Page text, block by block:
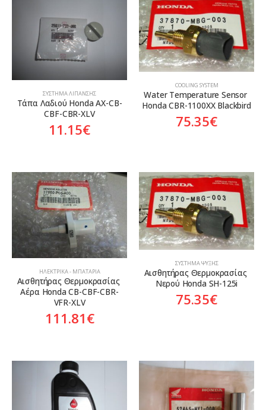
ΣΎΣΤΗΜΑ ΛΊΠΑΝΣΗΣ
Tάπα Λαδιού Honda AX-CB-
CBF-CBR-XLV
11.15€
COOLING SYSTEM
Water Temperature Sensor
Honda CBR-1100XX Blackbird
75.35€
ΗΛΕΚΤΡΙΚΆ - ΜΠΑΤΑΡΊΑ
Αισθητήρας Θερμοκρασίας
Αέρα Honda CB-CBF-CBR-
VFR-XLV
111.81€
ΣΎΣΤΗΜΑ ΨΎΞΗΣ
Αισθητήρας Θερμοκρασίας
Νερού Honda SH-125i
75.35€